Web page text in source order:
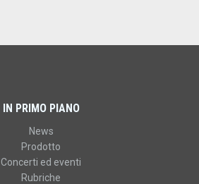
IN PRIMO PIANO
News
Prodotto
Concerti ed eventi
Rubriche